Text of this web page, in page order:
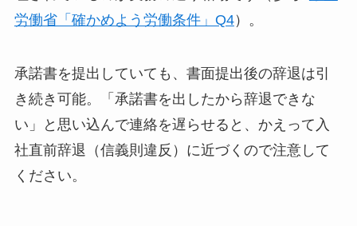
労働省「確かめよう労働条件」Q4）。
承諾書を提出していても、書面提出後の辞退は引
き続き可能。「承諾書を出したから辞退できな
い」と思い込んで連絡を遅らせると、かえって入
社直前辞退（信義則違反）に近づくので注意して
ください。